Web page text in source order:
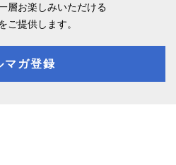
層お楽しみいただける
ご提供します。
マガ登録